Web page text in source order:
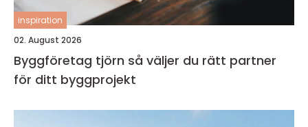
inspiration
02. August 2026
Byggföretag tjörn så väljer du rätt partner
för ditt byggprojekt